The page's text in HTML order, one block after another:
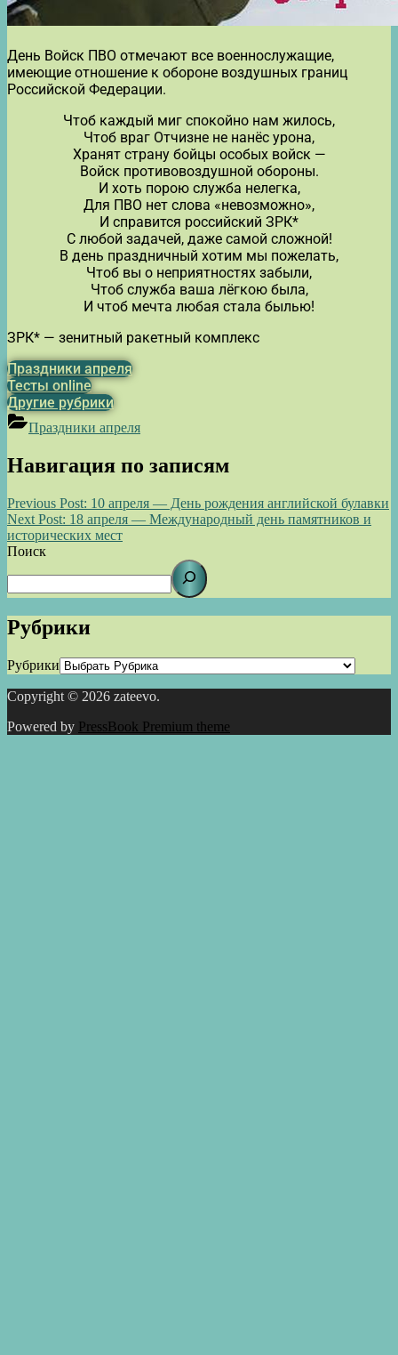
День Войск ПВО отмечают все военнослужащие,
имеющие отношение к обороне воздушных границ
Российской Федерации.
Чтоб каждый миг спокойно нам жилось,
Чтоб враг Отчизне не нанёс урона,
Хранят страну бойцы особых войск —
Войск противовоздушной обороны.
И хоть порою служба нелегка,
Для ПВО нет слова «невозможно»,
И справится российский ЗРК*
С любой задачей, даже самой сложной!
В день праздничный хотим мы пожелать,
Чтоб вы о неприятностях забыли,
Чтоб служба ваша лёгкою была,
И чтоб мечта любая стала былью!
ЗРК* — зенитный ракетный комплекс
Праздники апреля
Тесты online
Другие рубрики
Праздники апреля
Навигация по записям
Previous Post: 10 апреля — День рождения английской булавки
Next Post: 18 апреля — Международный день памятников и
исторических мест
Поиск
Рубрики
Рубрики
Copyright © 2026 zateevo.
Powered by PressBook Premium theme